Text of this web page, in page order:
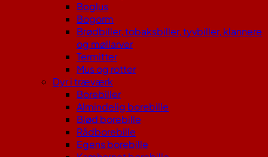
Boglus
Bogorm
Brødbiller, tobaksbiller, tyvbiller, klannere
og møllarver
Termitter
Mus og rotter
Dyr i træværk
Borebiller
Almindelig borebille
Blød borebille
Rådborebille
Egens borebille